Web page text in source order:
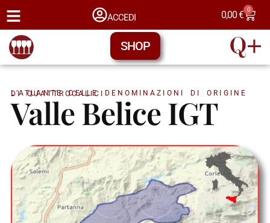
ACCEDI 0,00€ 0
SHOP
L'ATLANTE DELLE DENOMINAZIONI DI ORIGINE DI QUATTROCALICI
Valle Belice IGT